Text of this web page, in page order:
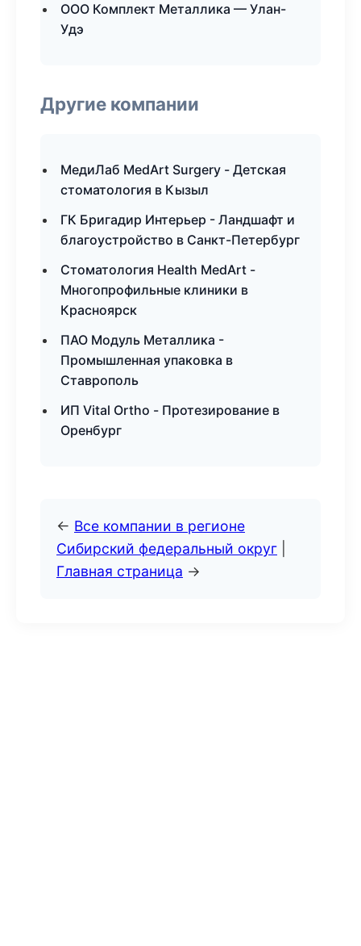
ООО Комплект Металлика — Улан-
Удэ
Другие компании
МедиЛаб MedArt Surgery - Детская
стоматология в Кызыл
ГК Бригадир Интерьер - Ландшафт и
благоустройство в Санкт-Петербург
Стоматология Health MedArt -
Многопрофильные клиники в
Красноярск
ПАО Модуль Металлика -
Промышленная упаковка в
Ставрополь
ИП Vital Ortho - Протезирование в
Оренбург
← Все компании в регионе
Сибирский федеральный округ
Главная страница →